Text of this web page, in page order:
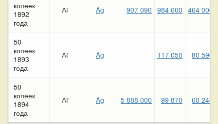
копеек
1892
года
АГ Ag 907 090 984 600 464 000
50
копеек
1893
года
АГ Ag 117 050 80 590
50
копеек
1894
года
АГ Ag 5 888 000 99 870 60 240